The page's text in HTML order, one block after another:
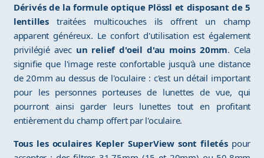
Dérivés de la formule optique Plössl et disposant de 5
lentilles traitées multicouches ils offrent un champ
apparent généreux. Le confort d'utilisation est également
privilégié avec un relief d'oeil d'au moins 20mm. Cela
signifie que l'image reste confortable jusqu'à une distance
de 20mm au dessus de l'oculaire : c'est un détail important
pour les personnes porteuses de lunettes de vue, qui
pourront ainsi garder leurs lunettes tout en profitant
entièrement du champ offert par l'oculaire.
Tous les oculaires Kepler SuperView sont filetéspour